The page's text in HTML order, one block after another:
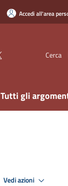
Accedi all'area
Cerca
Tutti gli
Vedi azioni